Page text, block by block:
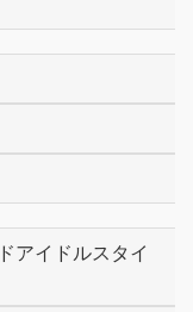
アイドルスタイ